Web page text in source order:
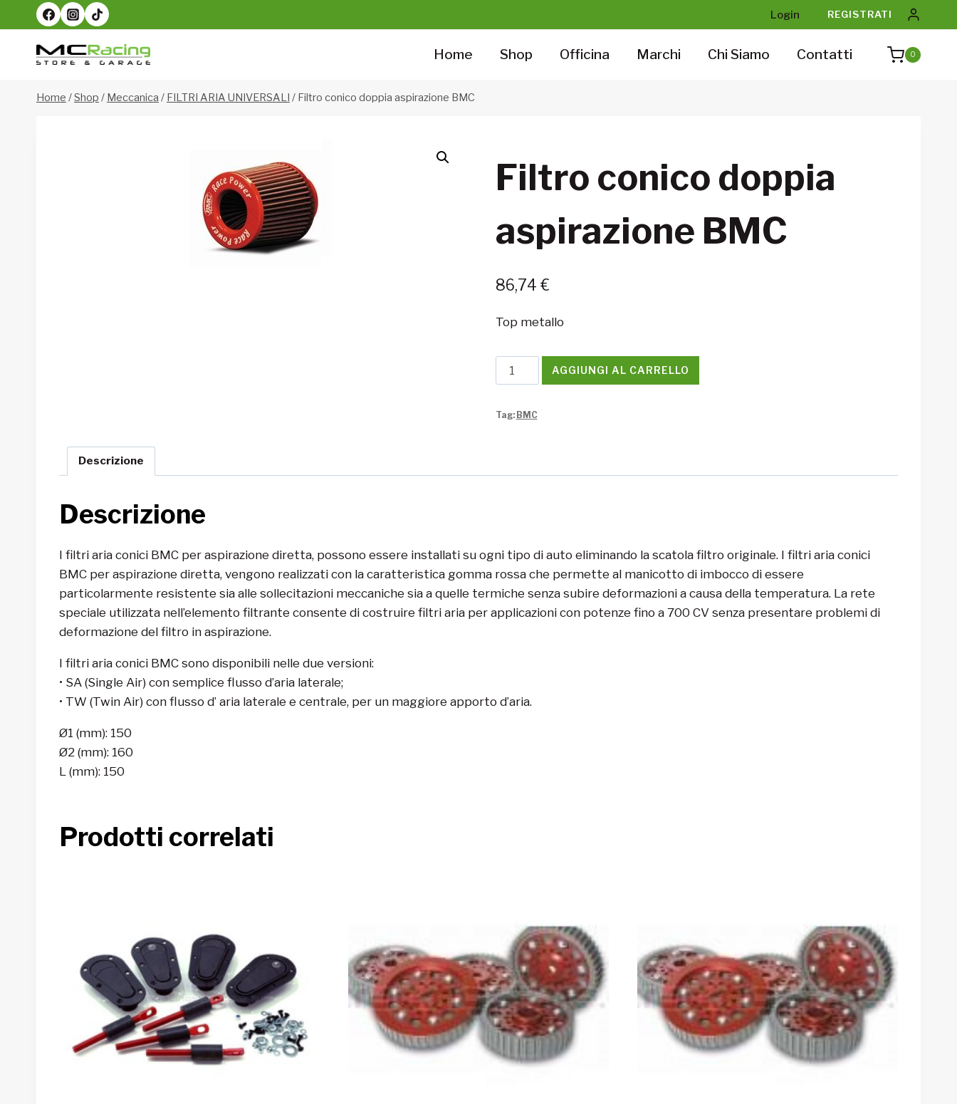
al
contenuto
Login REGISTRATI
Home Shop Officina Marchi Chi Siamo Contatti 0
Home /Shop / Meccanica / FILTRI ARIA UNIVERSALI / Filtro conico doppia aspirazione BMC
Filtro conico doppia
aspirazione BMC
86,74 €
Top metallo
Filtro
conico
aspirazione
AGGIUNGI AL CARRELLO
Tag: BMC
Descrizione
Descrizione
I filtri aria conici BMC per aspirazione diretta, possono essere installati su ogni tipo di auto eliminando la scatola filtro originale. I filtri aria conici
BMC per aspirazione diretta, vengono realizzati con la caratteristica gomma rossa che permette al manicotto di imbocco di essere
particolarmente resistente sia alle sollecitazioni meccaniche sia a quelle termiche senza subire deformazioni a causa della temperatura. La rete
speciale utilizzata nell’elemento filtrante consente di costruire filtri aria per applicazioni con potenze fino a 700 CV senza presentare problemi di
deformazione del filtro in aspirazione.
I filtri aria conici BMC sono disponibili nelle due versioni:
• SA (Single Air) con semplice flusso d’aria laterale;
• TW (Twin Air) con flusso d’ aria laterale e centrale, per un maggiore apporto d’aria.
Ø1 (mm): 150
Ø2 (mm): 160
L (mm): 150
Prodotti correlati